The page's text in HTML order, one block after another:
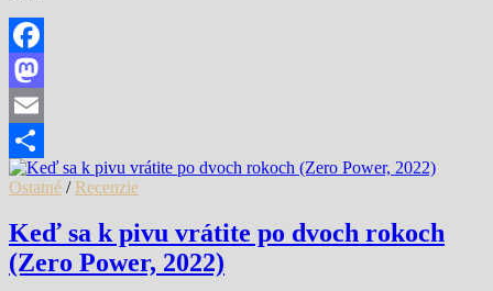
Facebook
Mastodon
Email
Share
Ostatné / Recenzie
Keď sa k pivu vrátite po dvoch rokoch
(Zero Power, 2022)